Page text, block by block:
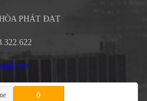
PHÁT ĐẠT
0